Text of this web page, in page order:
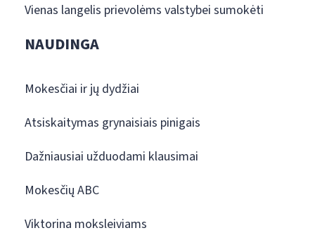
Vienas langelis prievolėms valstybei sumokėti
NAUDINGA
Mokesčiai ir jų dydžiai
Atsiskaitymas grynaisiais pinigais
Dažniausiai užduodami klausimai
Mokesčių ABC
Viktorina moksleiviams